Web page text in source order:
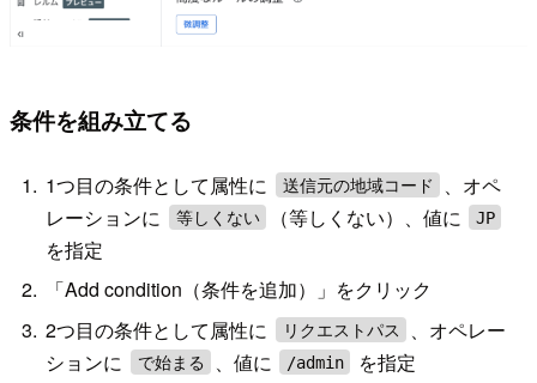
条件を組み立てる
1つ目の条件として属性に 送信元の地域コード
、オペ
レーションに
等しくない （等しくない）、値に JP
を指定
「Add condition（条件を追加）」をクリック
2つ目の条件として属性に
リクエストパス
、オペレー
ションに
で始まる 、値に /admin
を指定